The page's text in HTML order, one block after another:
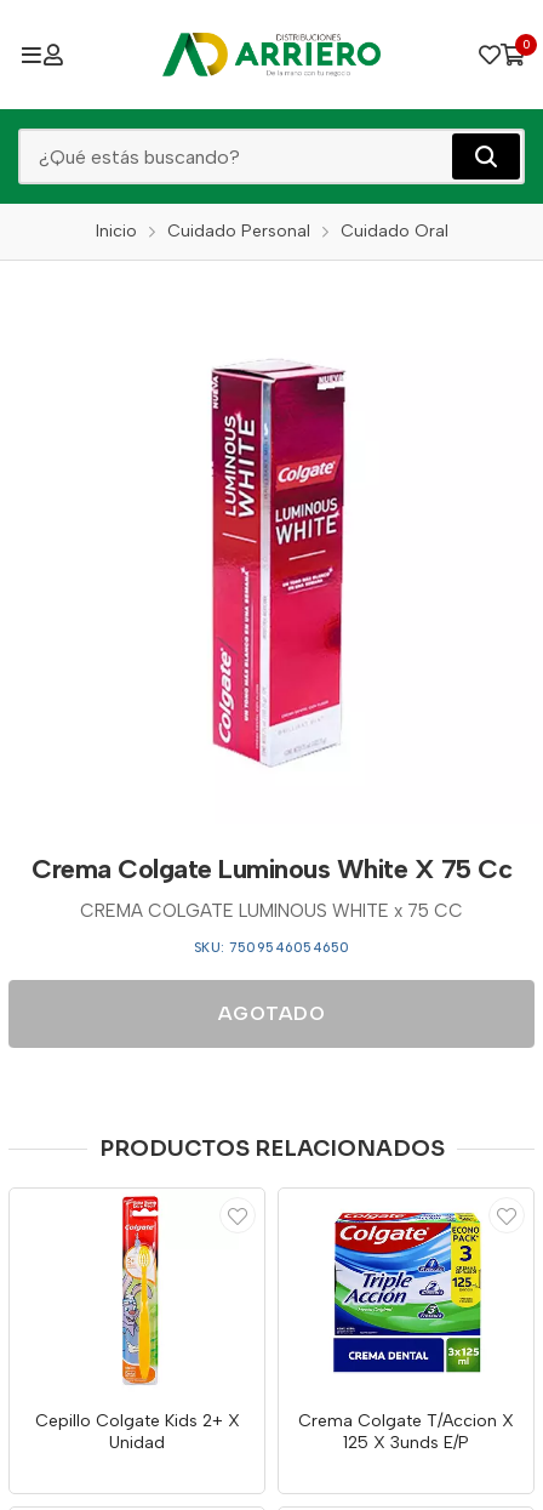
0
Inicio Cuidado Personal Cuidado Oral
Crema Colgate Luminous White X 75 Cc
CREMA COLGATE LUMINOUS WHITE x 75 CC
SKU: 7509546054650
AGOTADO
PRODUCTOS RELACIONADOS
Cepillo Colgate Kids 2+ X
Unidad
Crema Colgate T/Accion X
125 X 3unds E/P